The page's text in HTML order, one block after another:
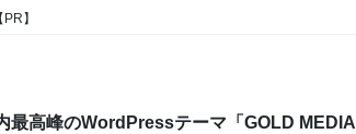
】
高峰のWordPressテーマ「GOLD